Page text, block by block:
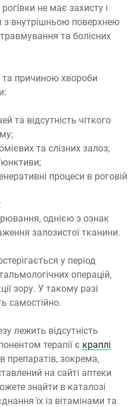
не має захисту і
з внутрішньою поверхнею
та болісних
причиною хвороби
та відсутність чіткого
та слізних залоз;
процеси в роговій
однією з ознак
залозистої тканини.
у період
операцій,
зору. У такому разі
самостійно.
лежить відсутність
терапії є краплі
препаратів, зокрема,
на сайті аптеки
знайти в каталозі
їх із вітамінами та